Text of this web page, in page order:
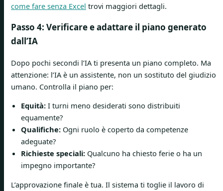
come fare senza Excel trovi maggiori dettagli.
Passo 4: Verificare e adattare il piano generato
dall’IA
Dopo pochi secondi l’IA ti presenta un piano completo. Ma
attenzione: l’IA è un assistente, non un sostituto del giudizio
umano. Controlla il piano per:
Equità: I turni meno desiderati sono distribuiti
equamente?
Qualifiche: Ogni ruolo è coperto da competenze
adeguate?
Richieste speciali: Qualcuno ha chiesto ferie o ha un
impegno importante?
L’approvazione finale è tua. Il sistema ti toglie il lavoro di